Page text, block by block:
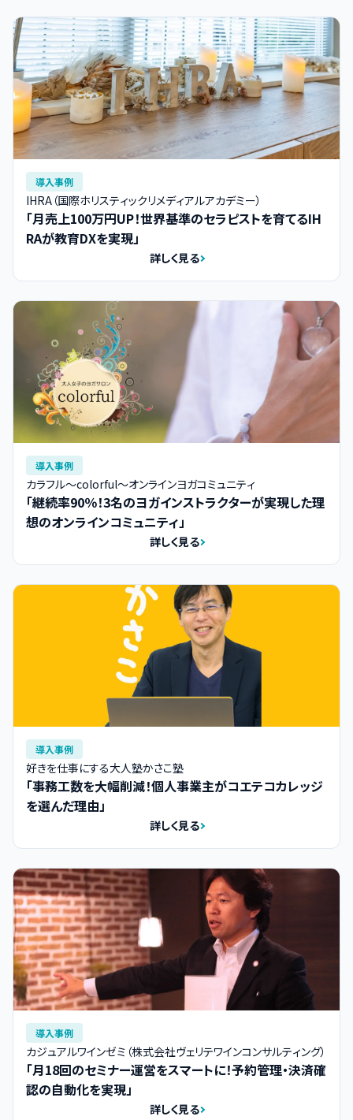
導入事例
IHRA（国際ホリスティックリメディアルアカデミー）
「月売上100万円UP！世界基準のセラピストを育てるIH
RAが教育DXを実現」
詳しく見る
導入事例
カラフル～colorful～オンラインヨガコミュニティ
「継続率90％！3名のヨガインストラクターが実現した理
想のオンラインコミュニティ」
詳しく見る
導入事例
好きを仕事にする大人塾かさこ塾
「事務工数を大幅削減！個人事業主がコエテコカレッジ
を選んだ理由」
詳しく見る
導入事例
カジュアルワインゼミ（株式会社ヴェリテワインコンサルティング）
「月18回のセミナー運営をスマートに！予約管理・決済確
認の自動化を実現」
詳しく見る